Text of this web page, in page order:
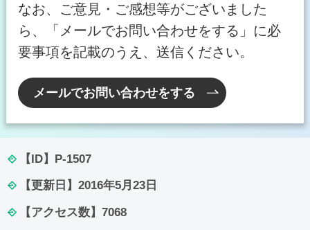
なお、ご意見・ご感想等がございました
ら、「メールでお問い合わせをする」に必
要事項を記載のうえ、送信ください。
メールでお問い合わせをする
【ID】 P-1507
【更新日】 2016年5月23日
【アクセス数】 7068